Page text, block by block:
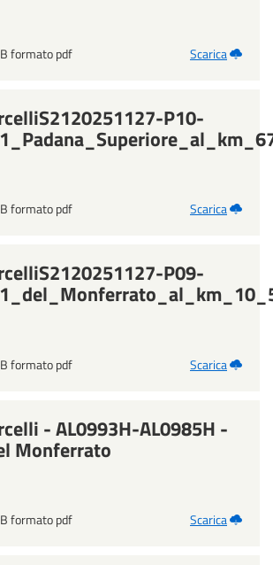
formato pdf
Scarica
P10-
formato pdf
Scarica
P09-
formato pdf
Scarica
- AL0993H-AL0985H -
Monferrato
formato pdf
Scarica